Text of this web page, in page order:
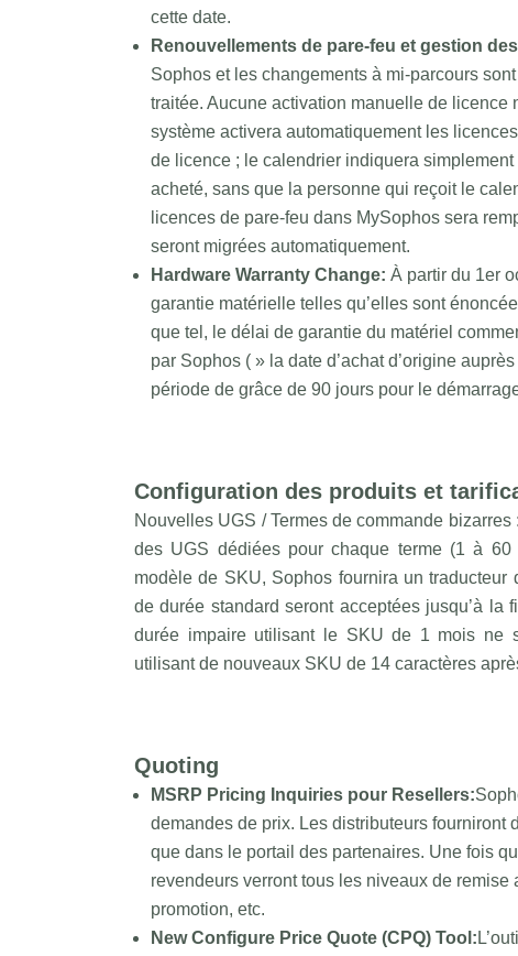
cette date.
Renouvellements de pare-feu et gestion
Sophos et les changements à mi-parcours
traitée. Aucune activation manuelle de licence
système activera automatiquement les
de licence ; le calendrier indiquera
acheté, sans que la personne qui reçoit le
licences de pare-feu dans MySophos sera
seront migrées automatiquement.
Hardware Warranty Change: À partir du 1er
garantie matérielle telles qu’elles sont
que tel, le délai de garantie du matériel
par Sophos ( » la date d’achat d’origine
période de grâce de 90 jours pour le
Configuration des produits et
Nouvelles UGS / Termes de commande
des UGS dédiées pour chaque terme (1 à
modèle de SKU, Sophos fournira un
de durée standard seront acceptées jusqu’à
durée impaire utilisant le SKU de 1 mois ne
utilisant de nouveaux SKU de 14 caractères
Quoting
MSRP Pricing Inquiries pour Resellers:
demandes de prix. Les distributeurs fourniront
que dans le portail des partenaires. Une fois
revendeurs verront tous les niveaux de remise
promotion, etc.
New Configure Price Quote (CPQ) Tool: